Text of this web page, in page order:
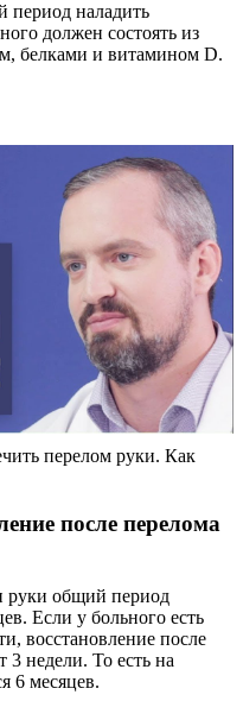
период наладить
должен состоять из
белками и витамином D.
перелом руки. Как
после перелома
руки общий период
Если у больного есть
восстановление после
3 недели. То есть на
6 месяцев.